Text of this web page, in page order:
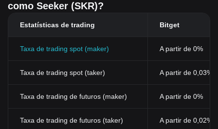
como Seeker (SKR)?
Estatísticas de trading Bitget
Taxa de trading spot (maker) A partir de 0%
Taxa de trading spot (taker) A partir de 0,03%
Taxa de trading de futuros (maker) A partir de 0%
Taxa de trading de futuros (taker) A partir de 0,02%